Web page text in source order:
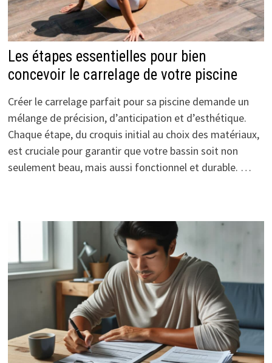
Les étapes essentielles pour bien
concevoir le carrelage de votre piscine
Créer le carrelage parfait pour sa piscine demande un
mélange de précision, d’anticipation et d’esthétique.
Chaque étape, du croquis initial au choix des matériaux,
est cruciale pour garantir que votre bassin soit non
seulement beau, mais aussi fonctionnel et durable. …